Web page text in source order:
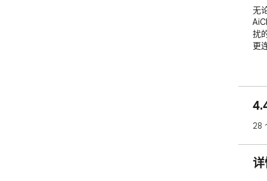
无
扰
更
自
定
在
28